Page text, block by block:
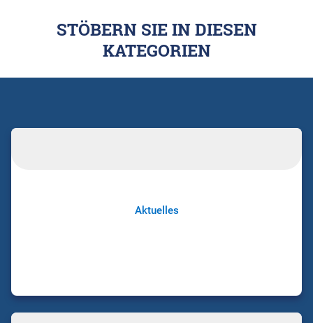
STÖBERN SIE IN DIESEN
KATEGORIEN
Aktuelles